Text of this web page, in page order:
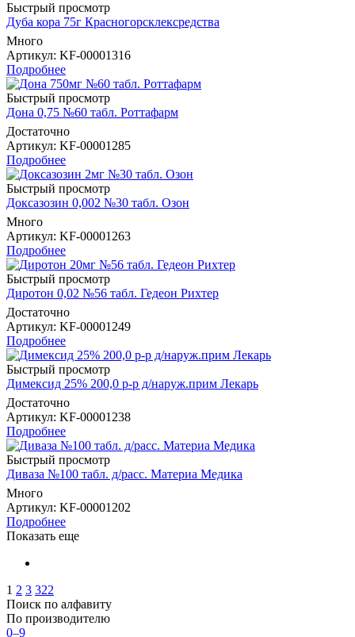
Быстрый просмотр
Дуба кора 75г Красногорсклексредства
Много
Артикул: KF-00001316
Подробнее
Быстрый просмотр
Дона 0,75 №60 табл. Роттафарм
Достаточно
Артикул: KF-00001285
Подробнее
Быстрый просмотр
Доксазозин 0,002 №30 табл. Озон
Много
Артикул: KF-00001263
Подробнее
Быстрый просмотр
Диротон 0,02 №56 табл. Гедеон Рихтер
Достаточно
Артикул: KF-00001249
Подробнее
Быстрый просмотр
Димексид 25% 200,0 р-р д/наруж.прим Лекарь
Достаточно
Артикул: KF-00001238
Подробнее
Быстрый просмотр
Диваза №100 табл. д/расс. Материа Медика
Много
Артикул: KF-00001202
Подробнее
Показать еще
1 2 3 322
Поиск по алфавиту
По производителю
0–9